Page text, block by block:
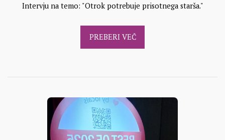
Intervju na temo: "Otrok potrebuje prisotnega starša."
PREBERI VEČ